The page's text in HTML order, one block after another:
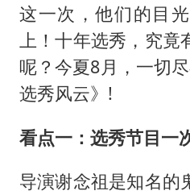
浙江最
万岁
这一次，他们的目
上！十年选秀，究竟
呢？今夏8月，一切
选秀风云》!
看点一：选秀节目一
导演谢念祖是知名的